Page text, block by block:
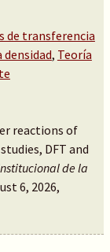
de transferencia
, Teoría
reactions of
DFT and
de la
6, 2026,